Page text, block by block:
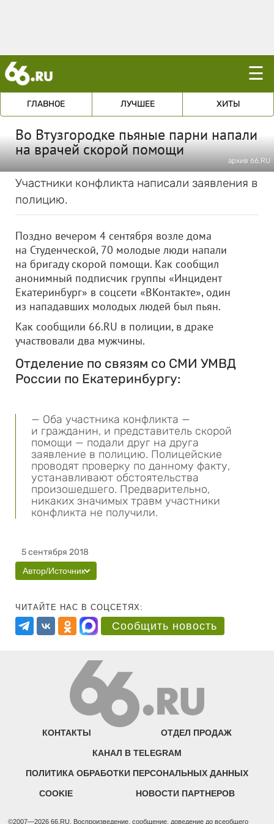
☰
ГЛАВНОЕ ЛУЧШЕЕ ХИТЫ
Во Втузгородке пьяные парни напали
на врачей скорой помощи
архив 66.RU
Участники конфликта написали заявления в
полицию.
Поздно вечером 4 сентября возле дома
на Студенческой, 70 молодые люди напали
на бригаду скорой помощи. Как сообщил
анонимный подписчик группы «Инцидент
Екатеринбург» в соцсети «ВКонтакте», один
из нападавших молодых людей был пьян.
Как сообщили 66.RU в полиции, в драке
участвовали два мужчины.
Отделение по связям со СМИ УМВД
России по Екатеринбургу:
— Оба участника конфликта —
и гражданин, и представитель скорой
помощи — подали друг на друга
заявление в полицию. Полицейские
проводят проверку по данному факту,
устанавливают обстоятельства
произошедшего. Предварительно,
никаких значимых травм участники
конфликта не получили.
5 сентября 2018
Автор/Источник
ЧИТАЙТЕ НАС В СОЦСЕТЯХ:
Сообщить новость
КОНТАКТЫ ОТДЕЛ ПРОДАЖ
КАНАЛ В TELEGRAM
ПОЛИТИКА ОБРАБОТКИ ПЕРСОНАЛЬНЫХ ДАННЫХ
COOKIE НОВОСТИ ПАРТНЕРОВ
©2007—2026 66.RU. Воспроизведение, сообщение, доведение до всеобщего